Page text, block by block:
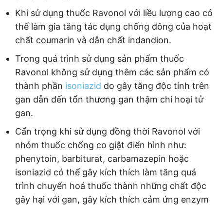
Khi sử dụng thuốc Ravonol với liều lượng cao có
thể làm gia tăng tác dụng chống đông của hoạt
chất coumarin và dẫn chất indandion.
Trong quá trình sử dụng sản phẩm thuốc
Ravonol không sử dụng thêm các sản phẩm có
thành phần isoniazid do gây tăng độc tính trên
gan dẫn đến tổn thương gan thậm chí hoại tử
gan.
Cẩn trọng khi sử dụng đồng thời Ravonol với
nhóm thuốc chống co giật điển hình như:
phenytoin, barbiturat, carbamazepin hoặc
isoniazid có thể gây kích thích làm tăng quá
trình chuyển hoá thuốc thành những chất độc
gây hại với gan, gây kích thích cảm ứng enzym